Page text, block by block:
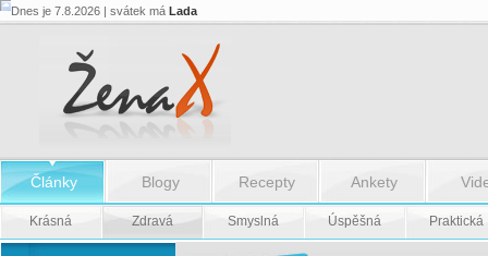
Dnes je 7.8.2026 | svátek má Lada
Články Blogy Recepty Ankety
Krásná Zdravá Smyslná Úspěšná Praktická